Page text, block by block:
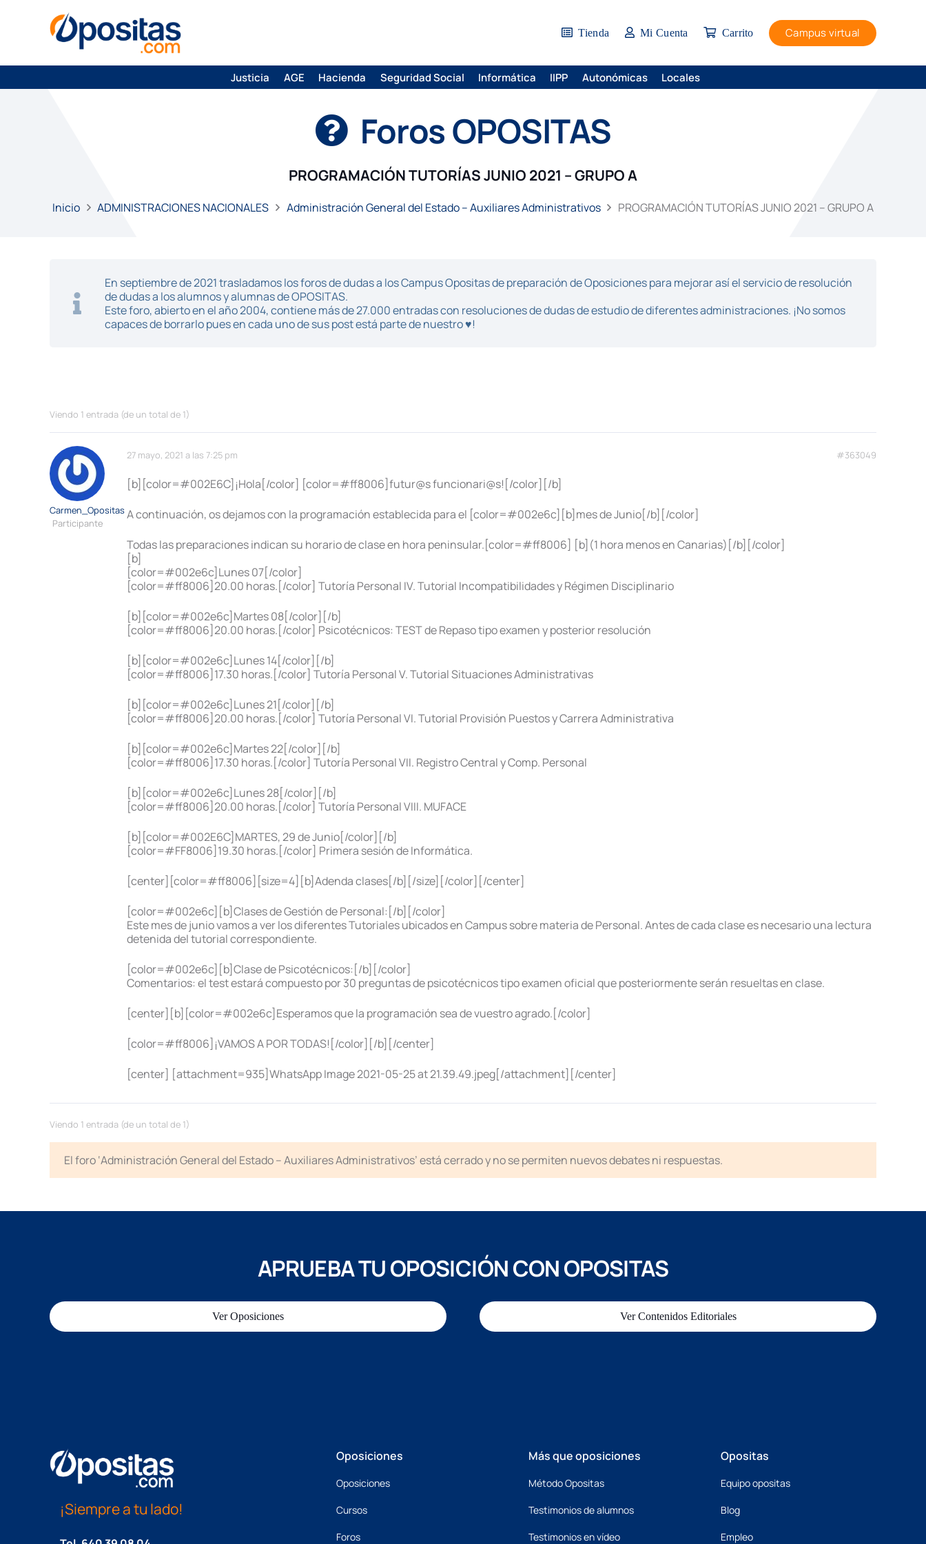
Tienda Mi Cuenta Carrito Campus virtual
Justicia AGE Hacienda Seguridad Social Informática IIPP Autonómicas Locales
Foros OPOSITAS
PROGRAMACIÓN TUTORÍAS JUNIO 2021 – GRUPO A
Inicio ADMINISTRACIONES NACIONALES Administración General del Estado – Auxiliares Administrativos PROGRAMACIÓN TUTORÍAS JUNIO 2021 – GRUPO A
En septiembre de 2021 trasladamos los foros de dudas a los Campus Opositas de preparación de Oposiciones para mejorar así el servicio de resolución
de dudas a los alumnos y alumnas de OPOSITAS.
Este foro, abierto en el año 2004, contiene más de 27.000 entradas con resoluciones de dudas de estudio de diferentes administraciones. ¡No somos
capaces de borrarlo pues en cada uno de sus post está parte de nuestro ♥!
Viendo 1 entrada (de un total de 1)
27 mayo, 2021 a las 7:25 pm #363049
Carmen_Opositas
Participante
[b][color=#002E6C]¡Hola[/color] [color=#ff8006]futur@s funcionari@s![/color][/b]
A continuación, os dejamos con la programación establecida para el [color=#002e6c][b]mes de Junio[/b][/color]
Todas las preparaciones indican su horario de clase en hora peninsular.[color=#ff8006] [b](1 hora menos en Canarias)[/b][/color]
[b]
[color=#002e6c]Lunes 07[/color]
[color=#ff8006]20.00 horas.[/color] Tutoría Personal IV. Tutorial Incompatibilidades y Régimen Disciplinario
[b][color=#002e6c]Martes 08[/color][/b]
[color=#ff8006]20.00 horas.[/color] Psicotécnicos: TEST de Repaso tipo examen y posterior resolución
[b][color=#002e6c]Lunes 14[/color][/b]
[color=#ff8006]17.30 horas.[/color] Tutoría Personal V. Tutorial Situaciones Administrativas
[b][color=#002e6c]Lunes 21[/color][/b]
[color=#ff8006]20.00 horas.[/color] Tutoría Personal VI. Tutorial Provisión Puestos y Carrera Administrativa
[b][color=#002e6c]Martes 22[/color][/b]
[color=#ff8006]17.30 horas.[/color] Tutoría Personal VII. Registro Central y Comp. Personal
[b][color=#002e6c]Lunes 28[/color][/b]
[color=#ff8006]20.00 horas.[/color] Tutoría Personal VIII. MUFACE
[b][color=#002E6C]MARTES, 29 de Junio[/color][/b]
[color=#FF8006]19.30 horas.[/color] Primera sesión de Informática.
[center][color=#ff8006][size=4][b]Adenda clases[/b][/size][/color][/center]
[color=#002e6c][b]Clases de Gestión de Personal:[/b][/color]
Este mes de junio vamos a ver los diferentes Tutoriales ubicados en Campus sobre materia de Personal. Antes de cada clase es necesario una lectura
detenida del tutorial correspondiente.
[color=#002e6c][b]Clase de Psicotécnicos:[/b][/color]
Comentarios: el test estará compuesto por 30 preguntas de psicotécnicos tipo examen oficial que posteriormente serán resueltas en clase.
[center][b][color=#002e6c]Esperamos que la programación sea de vuestro agrado.[/color]
[color=#ff8006]¡VAMOS A POR TODAS![/color][/b][/center]
[center] [attachment=935]WhatsApp Image 2021-05-25 at 21.39.49.jpeg[/attachment][/center]
Viendo 1 entrada (de un total de 1)
El foro ‘Administración General del Estado – Auxiliares Administrativos’ está cerrado y no se permiten nuevos debates ni respuestas.
APRUEBA TU OPOSICIÓN CON OPOSITAS
Ver Oposiciones Ver Contenidos Editoriales
¡Siempre a tu lado!
Oposiciones
Oposiciones
Cursos
Foros
Más que oposiciones
Método Opositas
Testimonios de alumnos
Testimonios en vídeo
Opositas
Equipo opositas
Blog
Empleo